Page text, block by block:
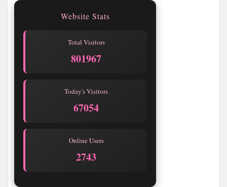
Website Stats
Total Visitors
801967
Today's Visitors
67054
Online Users
2743